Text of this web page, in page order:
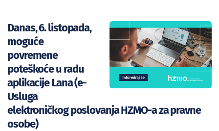
Danas, 6. listopada,
moguće
povremene
poteškoće u radu
aplikacije Lana (e-
Usluga
elektroničkog poslovanja HZMO-a za pravne
osobe)